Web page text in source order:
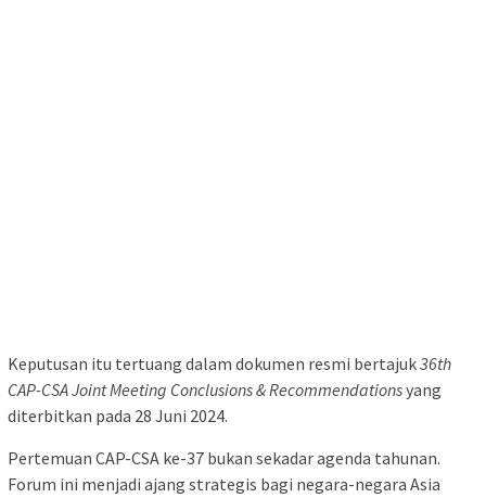
Keputusan itu tertuang dalam dokumen resmi bertajuk36th
CAP-CSA Joint Meeting Conclusions & Recommendationsyang
diterbitkan pada 28 Juni 2024.
Pertemuan CAP-CSA ke-37 bukan sekadar agenda tahunan.
Forum ini menjadi ajang strategis bagi negara-negara Asia